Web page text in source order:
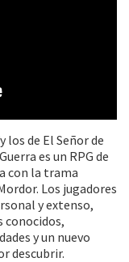
de El Señor de
es un RPG de
con la trama
Los jugadores
y extenso,
conocidos,
y un nuevo
descubrir.